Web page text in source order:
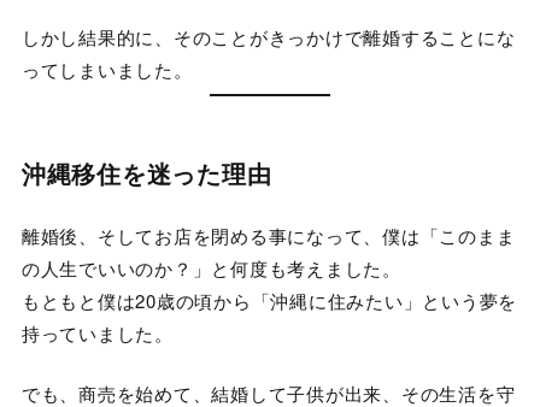
しかし結果的に、そのことがきっかけで離婚することにな
ってしまいました。
沖縄移住を迷った理由
離婚後、そしてお店を閉める事になって、僕は「このまま
の人生でいいのか？」と何度も考えました。
もともと僕は20歳の頃から「沖縄に住みたい」という夢を
持っていました。
でも、商売を始めて、結婚して子供が出来、その生活を守